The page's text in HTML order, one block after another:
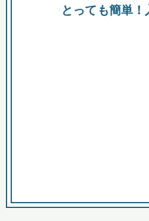
助成金 融資
とっても簡単